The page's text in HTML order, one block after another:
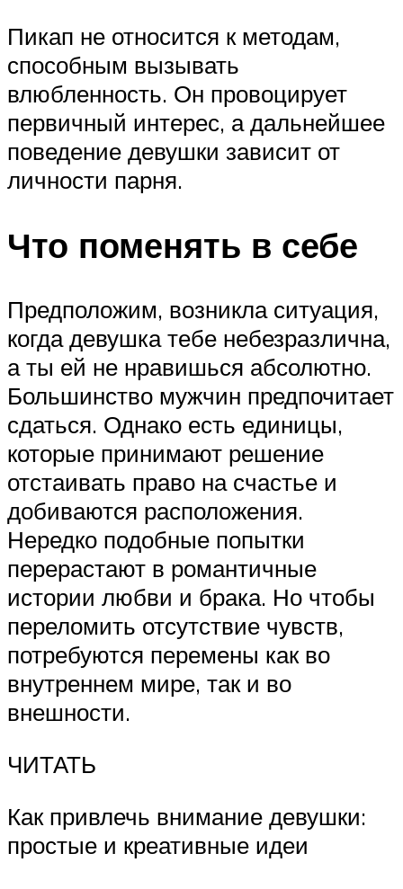
Пикап не относится к методам,
способным вызывать
влюбленность. Он провоцирует
первичный интерес, а дальнейшее
поведение девушки зависит от
личности парня.
Что поменять в себе
Предположим, возникла ситуация,
когда девушка тебе небезразлична,
а ты ей не нравишься абсолютно.
Большинство мужчин предпочитает
сдаться. Однако есть единицы,
которые принимают решение
отстаивать право на счастье и
добиваются расположения.
Нередко подобные попытки
перерастают в романтичные
истории любви и брака. Но чтобы
переломить отсутствие чувств,
потребуются перемены как во
внутреннем мире, так и во
внешности.
ЧИТАТЬ
Как привлечь внимание девушки:
простые и креативные идеи